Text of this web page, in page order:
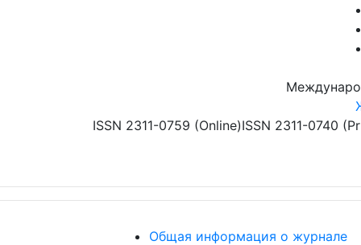
ISSN 2311-0759 (Online)ISSN 2311-0740
Общая информация о журнале